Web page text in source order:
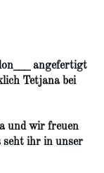
angefertigt
Tetjana bei
und wir freuen
seht ihr in unser